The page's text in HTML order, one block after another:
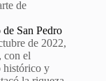
de
de San Pedro
de 2022,
, con el
histórico y